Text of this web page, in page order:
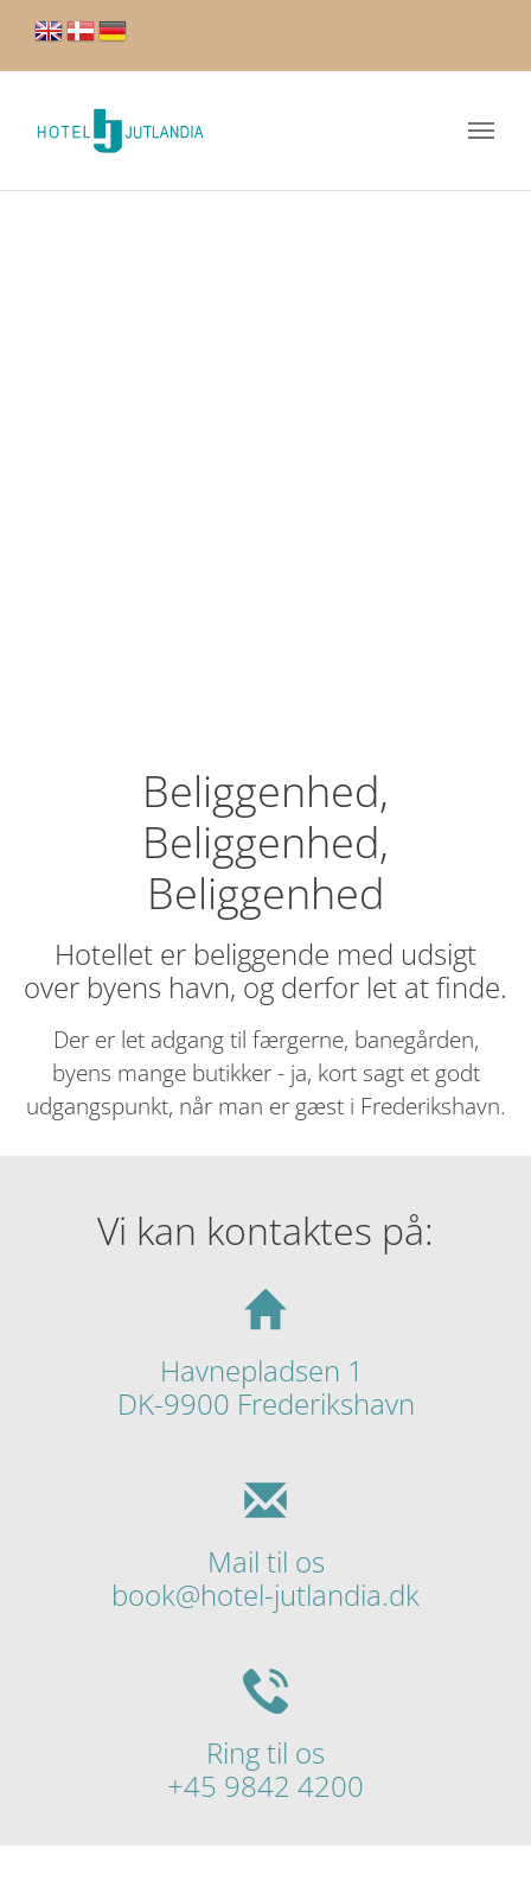
Beliggenhed,
Beliggenhed,
Beliggenhed
Hotellet er beliggende med udsigt
over byens havn, og derfor let at finde.
Der er let adgang til færgerne, banegården,
byens mange butikker - ja, kort sagt et godt
udgangspunkt, når man er gæst i Frederikshavn.
Vi kan kontaktes på:
Havnepladsen 1
DK-9900 Frederikshavn
Mail til os
book@hotel-jutlandia.dk
Ring til os
+45 9842 4200